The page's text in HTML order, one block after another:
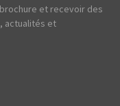
et recevoir des
actualités et